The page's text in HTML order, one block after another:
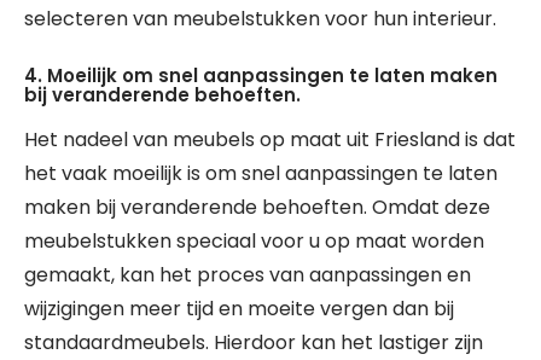
selecteren van meubelstukken voor hun interieur.
4. Moeilijk om snel aanpassingen te laten maken
bij veranderende behoeften.
Het nadeel van meubels op maat uit Friesland is dat
het vaak moeilijk is om snel aanpassingen te laten
maken bij veranderende behoeften. Omdat deze
meubelstukken speciaal voor u op maat worden
gemaakt, kan het proces van aanpassingen en
wijzigingen meer tijd en moeite vergen dan bij
standaardmeubels. Hierdoor kan het lastiger zijn